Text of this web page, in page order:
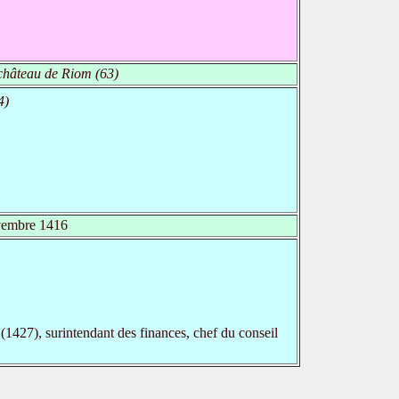
de Riom (63)
1416
surintendant des finances, chef du conseil